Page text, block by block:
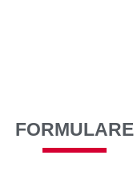
FORMULARE